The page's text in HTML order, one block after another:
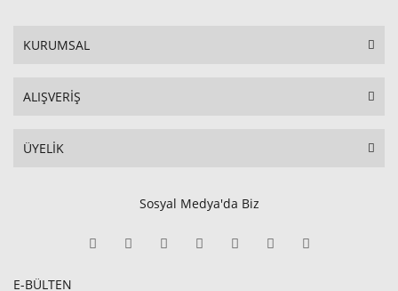
KURUMSAL
ALIŞVERİŞ
ÜYELİK
Sosyal Medya'da Biz
E-BÜLTEN